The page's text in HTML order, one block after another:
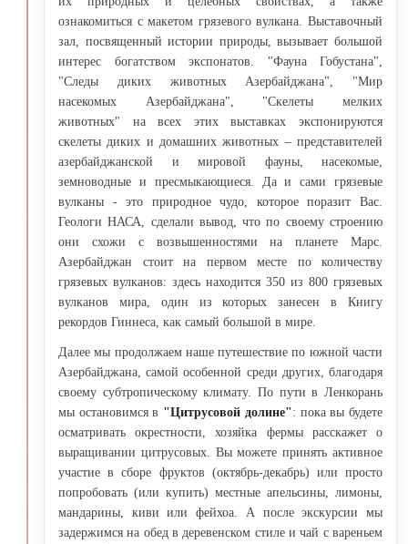
ознакомиться с макетом грязевого вулкана. Выставочный
зал, посвященный истории природы, вызывает большой
интерес богатством экспонатов. "Фауна Гобустана",
"Следы диких животных Азербайджана", "Мир
насекомых Азербайджана", "Скелеты мелких
животных" на всех этих выставках экспонируются
скелеты диких и домашних животных – представителей
азербайджанской и мировой фауны, насекомые,
земноводные и пресмыкающиеся. Да и сами грязевые
вулканы - это природное чудо, которое поразит Вас.
Геологи НАСА, сделали вывод, что по своему строению
они схожи с возвышенностями на планете Марс.
Азербайджан стоит на первом месте по количеству
грязевых вулканов: здесь находится 350 из 800 грязевых
вулканов мира, один из которых занесен в Книгу
рекордов Гиннеса, как самый большой в мире.
Далее мы продолжаем наше путешествие по южной части
Азербайджана, самой особенной среди других, благодаря
своему субтропическому климату. По пути в Ленкорань
мы остановимся в "Цитрусовой долине": пока вы будете
осматривать окрестности, хозяйка фермы расскажет о
выращивании цитрусовых. Вы можете принять активное
участие в сборе фруктов (октябрь-декабрь) или просто
попробовать (или купить) местные апельсины, лимоны,
мандарины, киви или фейхоа. А после экскурсии мы
задержимся на обед в деревенском стиле и чай с вареньем